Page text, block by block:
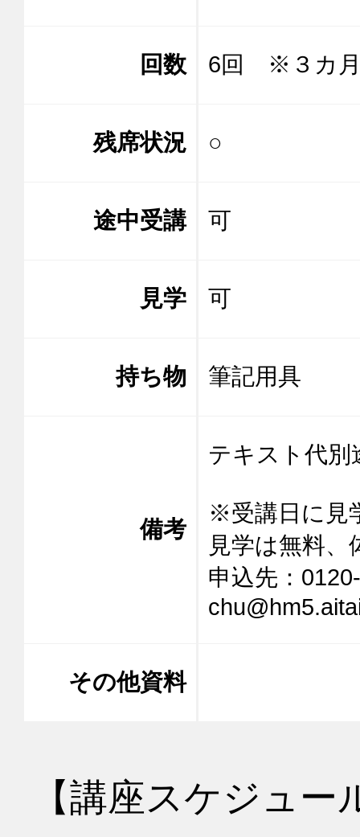
回数 6回 ※３カ
残席状況 ○
途中受講 可
見学 可
持ち物 筆記用具
備考
テキスト代別
※受講日に見
見学は無料、
申込先：
その他資料
【講座スケジュー